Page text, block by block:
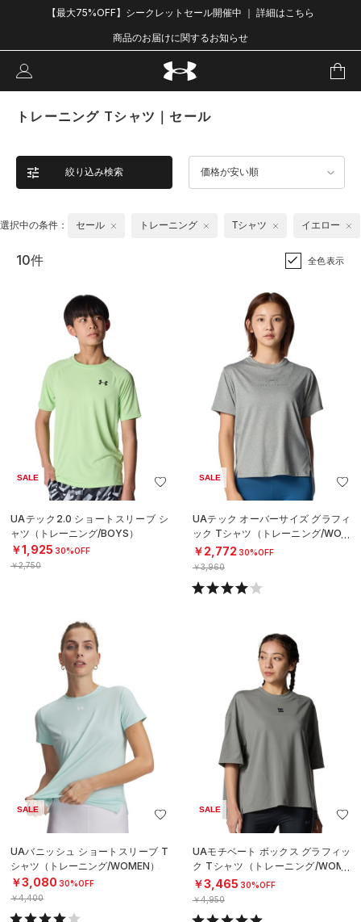
【最大75%OFF】シークレットセール開催中 ｜ 詳細はこちら
商品のお届けに関するお知らせ
トレーニング Tシャツ｜セール
絞り込み検索 価格が安い順
選択中の条件： セール トレーニング Tシャツ イエロー
10件 全色表示
SALE
UAテック2.0 ショートスリーブ シ
ャツ（トレーニング/BOYS）
￥1,925 30%OFF
￥2,750
SALE
UAテック オーバーサイズ グラフィ
ック Tシャツ（トレーニング/WOM
EN）
￥2,772 30%OFF
￥3,960
SALE
UAバニッシュ ショートスリーブ T
シャツ（トレーニング/WOMEN）
￥3,080 30%OFF
￥4,400
SALE
UAモチベート ボックス グラフィッ
ク Tシャツ（トレーニング/WOME
N）
￥3,465 30%OFF
￥4,950